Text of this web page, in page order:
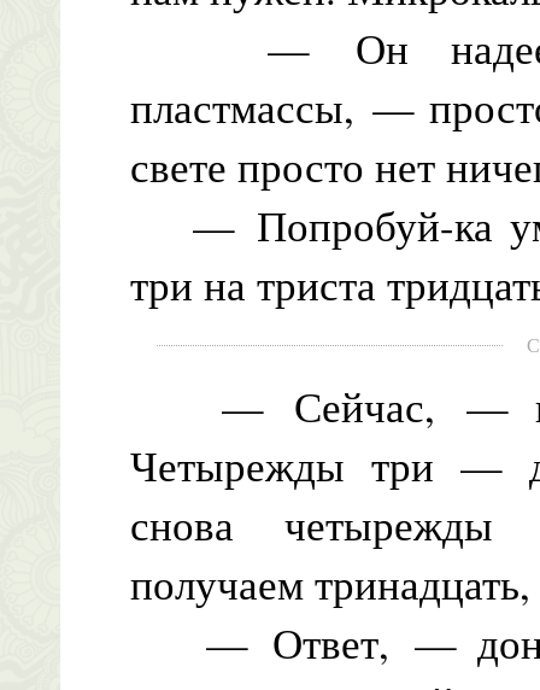
— Он
пластмассы, —
свете просто нет
— Попробуй-ка
три на триста
— Сейчас, —
Четырежды три —
снова четырежды
получаем
— Ответ, —